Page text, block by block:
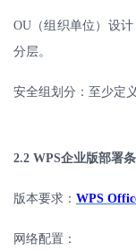
OU （组织单位）设
分层。
安全组划分：至少定义
2.2 WPS企业版部署
版本要求： WPS
网络配置：